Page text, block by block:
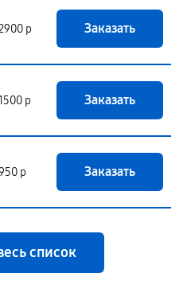
р Заказать
р Заказать
р Заказать
список